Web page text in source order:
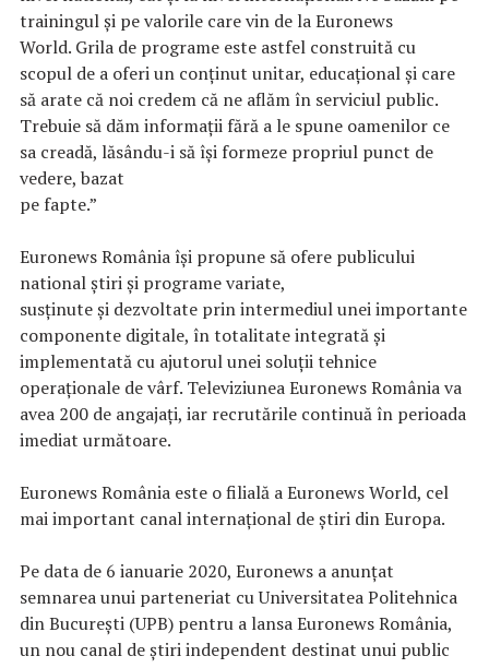
trainingul şi pe valorile care vin de la Euronews
World. Grila de programe este astfel construită cu
scopul de a oferi un conţinut unitar, educaţional şi care
să arate că noi credem că ne aflăm în serviciul public.
Trebuie să dăm informaţii fără a le spune oamenilor ce
sa creadă, lăsându-i să își formeze propriul punct de
vedere, bazat
pe fapte.”
Euronews România își propune să ofere publicului
national știri și programe variate,
susținute și dezvoltate prin intermediul unei importante
componente digitale, în totalitate integrată și
implementată cu ajutorul unei soluții tehnice
operaționale de vârf. Televiziunea Euronews România va
avea 200 de angajați, iar recrutările continuă în perioada
imediat următoare.
Euronews România este o filială a Euronews World, cel
mai important canal internațional de știri din Europa.
Pe data de 6 ianuarie 2020, Euronews a anunțat
semnarea unui parteneriat cu Universitatea Politehnica
din București (UPB) pentru a lansa Euronews România,
un nou canal de știri independent destinat unui public